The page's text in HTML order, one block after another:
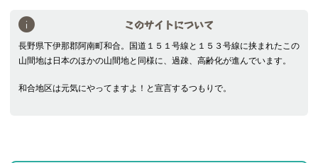
このサイトについて
長野県下伊那郡阿南町和合。国道１５１号線と１５３号線に挟まれたこの
山間地は日本のほかの山間地と同様に、過疎、高齢化が進んでいます。
和合地区は元気にやってますよ！と宣言するつもりで。